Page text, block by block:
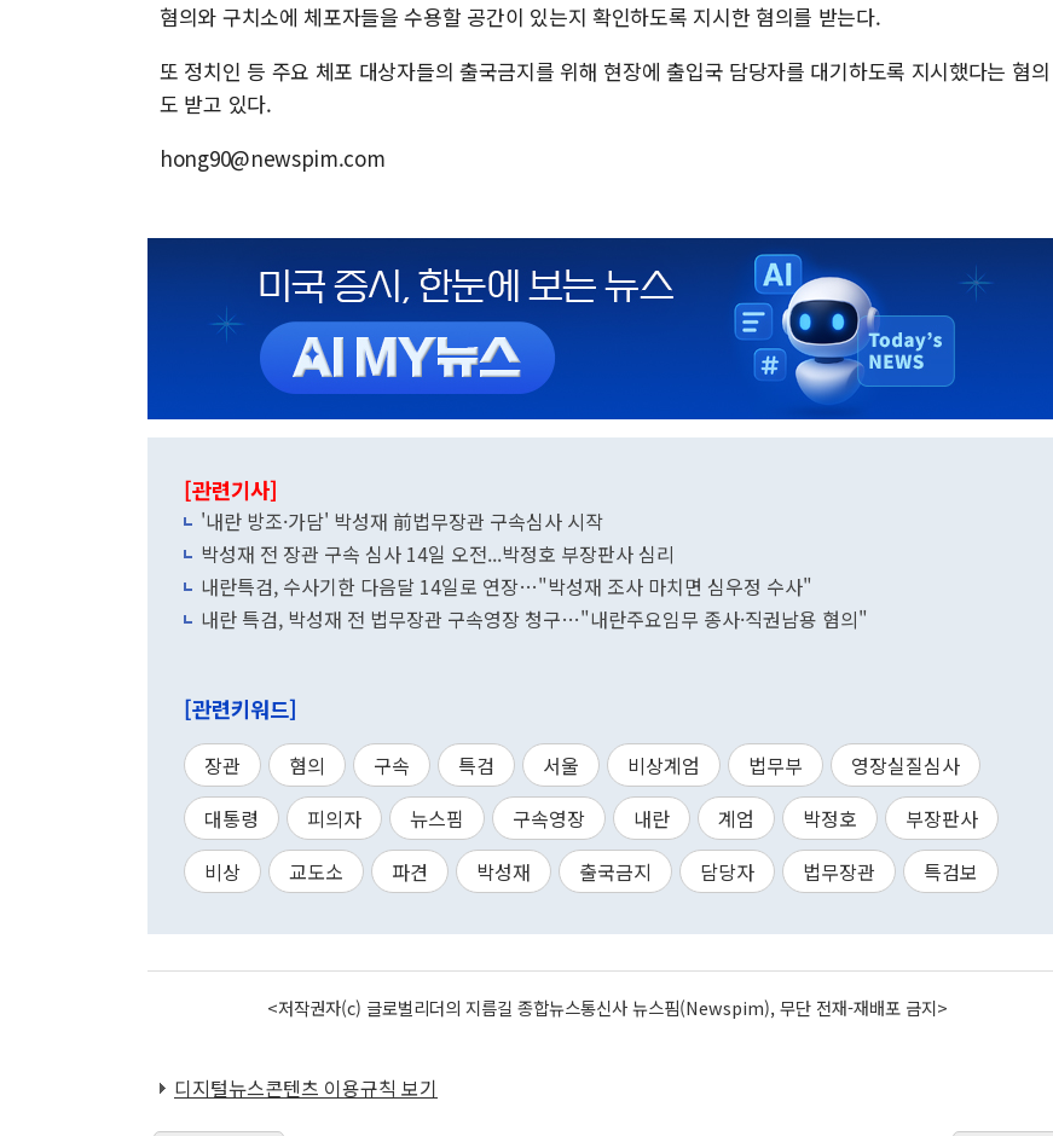
혐의와 구치소에 체포자들을 수용할 공간이 있는지 확인하도록 지시한 혐의를 받는다.
또 정치인 등 주요 체포 대상자들의 출국금지를 위해 현장에 출입국 담당자를 대기하도록 지시했다는 혐의
도 받고 있다.
hong90@newspim.com
[관련기사]
'내란 방조·가담' 박성재 前법무장관 구속심사 시작
박성재 전 장관 구속 심사 14일 오전...박정호 부장판사 심리
내란특검, 수사기한 다음달 14일로 연장…"박성재 조사 마치면 심우정 수사"
내란 특검, 박성재 전 법무장관 구속영장 청구…"내란주요임무 종사·직권남용 혐의"
[관련키워드]
장관 혐의 구속 특검 서울 비상계엄 법무부
영장실질심사
대통령
피의자 뉴스핌 구속영장 내란 계엄 박정호
부장판사
비상
교도소 파견 박성재 출국금지 담당자 법무장관 특검보
<저작권자(c) 글로벌리더의 지름길 종합뉴스통신사 뉴스핌(Newspim), 무단 전재-재배포 금지>
디지털뉴스콘텐츠 이용규칙 보기